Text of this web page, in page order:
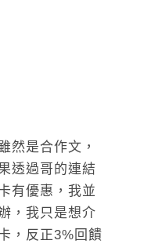
然是合作文，
透過哥的連結
有優惠，我並
，我只是想介
，反正3%回饋